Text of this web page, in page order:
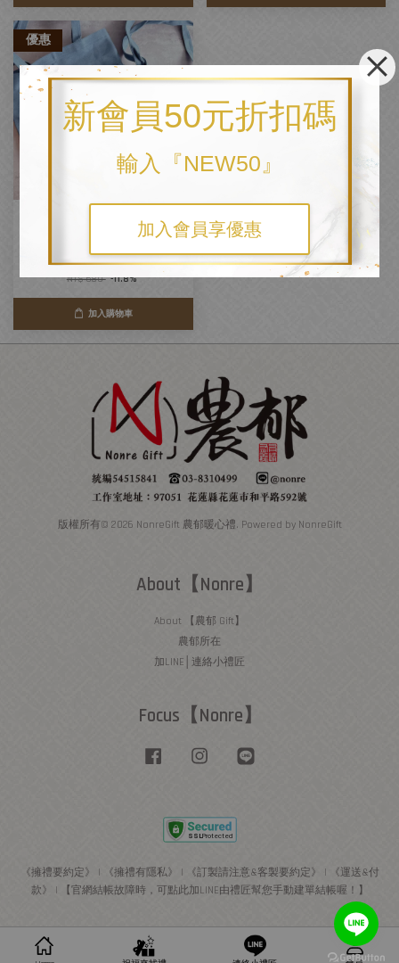
新會員50元折扣碼
輸入『NEW50』
加入會員享優惠
優惠
【電繡牛仔大托特】平面繡&立體
台灣款 - 全台灣製含繡10cm -
從NT$ 600起
NT$ 680 -11.8%
加入購物車
版權所有© 2026 NonreGift 農郁暖心禮. Powered by NonreGift
About【Nonre】
About 【農郁 Gift】
農郁所在
加LINE│連絡小禮匠
Focus【Nonre】
Facebook Instagram
《擁禮要約定》 | 《擁禮有隱私》 | 《訂製請注意&客製要約定》 |
《運送&付
款》
| 【官網結帳故障時，可點此加LINE由禮匠幫您手動建單結帳喔！】